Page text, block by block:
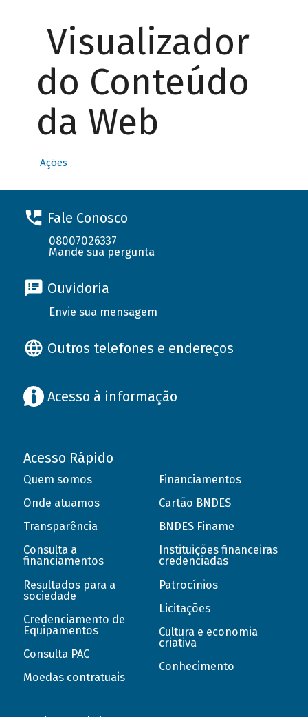
Visualizador
do Conteúdo
da Web
Ações
Fale Conosco
08007026337
Mande sua pergunta
Ouvidoria
Envie sua mensagem
Outros telefones e endereços
Acesso à informação
Acesso Rápido
Quem somos
Onde atuamos
Transparência
Consulta a
financiamentos
Resultados para a
sociedade
Credenciamento de
Equipamentos
Consulta PAC
Moedas contratuais
Financiamentos
Cartão BNDES
BNDES Finame
Instituições financeiras
credenciadas
Patrocínios
Licitações
Cultura e economia
criativa
Conhecimento